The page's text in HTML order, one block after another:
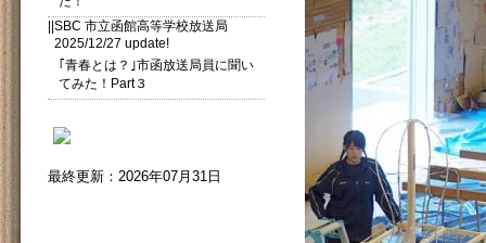
||SBC 市立函館高等学校放送局
2025/12/27 update!
｢青春とは？｣市函放送局員に聞い
てみた！Part３
最終更新：2026年07月31日